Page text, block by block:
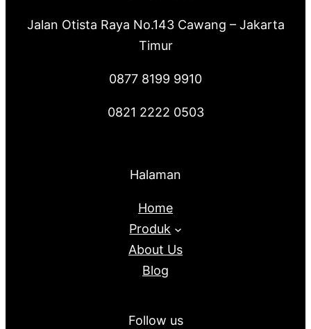
Jalan Otista Raya No.143 Cawang – Jakarta
Timur
0877 8199 9910
0821 2222 0503
Halaman
Home
Produk
About Us
Blog
Follow us